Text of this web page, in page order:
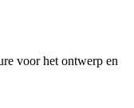
voor het ontwerp en